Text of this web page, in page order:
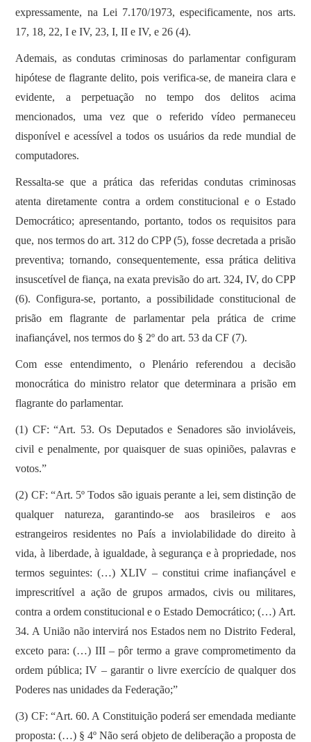
expressamente, na Lei 7.170/1973, especificamente, nos arts.
17, 18, 22, I e IV, 23, I, II e IV, e 26 (4).
Ademais, as condutas criminosas do parlamentar configuram
hipótese de flagrante delito, pois verifica-se, de maneira clara e
evidente, a perpetuação no tempo dos delitos acima
mencionados, uma vez que o referido vídeo permaneceu
disponível e acessível a todos os usuários da rede mundial de
computadores.
Ressalta-se que a prática das referidas condutas criminosas
atenta diretamente contra a ordem constitucional e o Estado
Democrático; apresentando, portanto, todos os requisitos para
que, nos termos do art. 312 do CPP (5), fosse decretada a prisão
preventiva; tornando, consequentemente, essa prática delitiva
insuscetível de fiança, na exata previsão do art. 324, IV, do CPP
(6). Configura-se, portanto, a possibilidade constitucional de
prisão em flagrante de parlamentar pela prática de crime
inafiançável, nos termos do § 2º do art. 53 da CF (7).
Com esse entendimento, o Plenário referendou a decisão
monocrática do ministro relator que determinara a prisão em
flagrante do parlamentar.
(1) CF: “Art. 53. Os Deputados e Senadores são invioláveis,
civil e penalmente, por quaisquer de suas opiniões, palavras e
votos.”
(2) CF: “Art. 5º Todos são iguais perante a lei, sem distinção de
qualquer natureza, garantindo-se aos brasileiros e aos
estrangeiros residentes no País a inviolabilidade do direito à
vida, à liberdade, à igualdade, à segurança e à propriedade, nos
termos seguintes: (…) XLIV – constitui crime inafiançável e
imprescritível a ação de grupos armados, civis ou militares,
contra a ordem constitucional e o Estado Democrático; (…) Art.
34. A União não intervirá nos Estados nem no Distrito Federal,
exceto para: (…) III – pôr termo a grave comprometimento da
ordem pública; IV – garantir o livre exercício de qualquer dos
Poderes nas unidades da Federação;”
(3) CF: “Art. 60. A Constituição poderá ser emendada mediante
proposta: (…) § 4º Não será objeto de deliberação a proposta de